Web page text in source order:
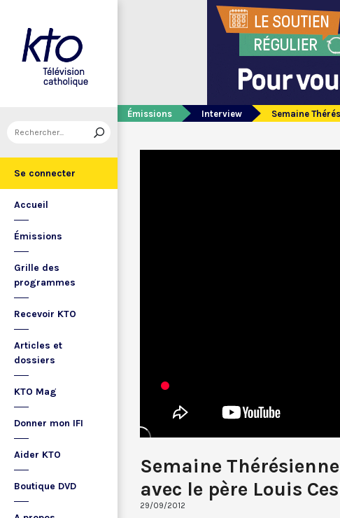
Se connecter
Accueil
Émissions
Grille des
programmes
Recevoir KTO
Articles et
dossiers
KTO Mag
Donner mon IFI
Aider KTO
Boutique DVD
Émissions Interview Semaine
Semaine
avec le père Louis
29/09/2012